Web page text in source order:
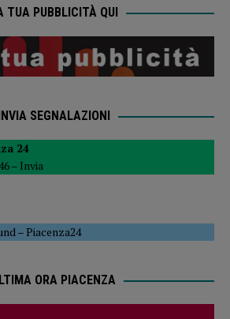
TUA PUBBLICITÀ QUI
SEGNALAZIONI
24
– Invia
–Piacenza24
ORA PIACENZA